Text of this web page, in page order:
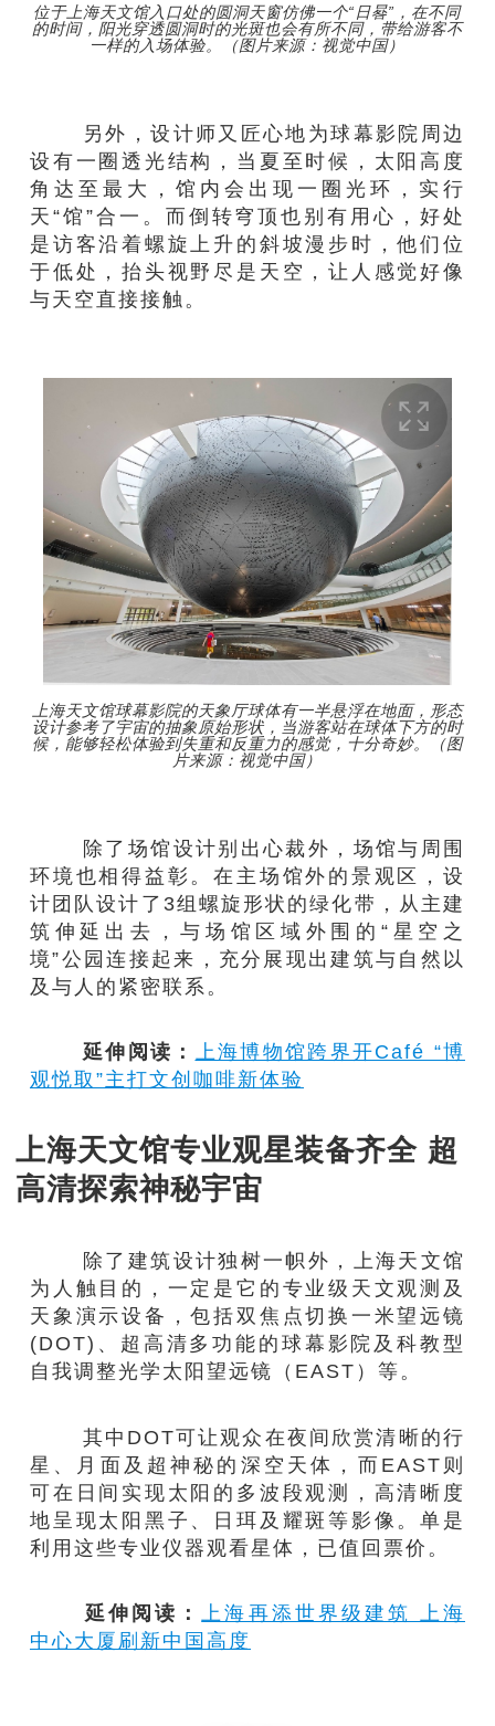
位于上海天文馆入口处的圆洞天窗仿佛一个“日晷”，在不同
的时间，阳光穿透圆洞时的光斑也会有所不同，带给游客不
一样的入场体验。（图片来源：视觉中国）
另外，设计师又匠心地为球幕影院周边
设有一圈透光结构，当夏至时候，太阳高度
角达至最大，馆内会出现一圈光环，实行
天“馆”合一。而倒转穹顶也别有用心，好处
是访客沿着螺旋上升的斜坡漫步时，他们位
于低处，抬头视野尽是天空，让人感觉好像
与天空直接接触。
上海天文馆球幕影院的天象厅球体有一半悬浮在地面，形态
设计参考了宇宙的抽象原始形状，当游客站在球体下方的时
候，能够轻松体验到失重和反重力的感觉，十分奇妙。（图
片来源：视觉中国）
除了场馆设计别出心裁外，场馆与周围
环境也相得益彰。在主场馆外的景观区，设
计团队设计了3组螺旋形状的绿化带，从主建
筑伸延出去，与场馆区域外围的“星空之
境”公园连接起来，充分展现出建筑与自然以
及与人的紧密联系。
延伸阅读： 上海博物馆跨界开Café “博
观悦取”主打文创咖啡新体验
上海天文馆专业观星装备齐全 超
高清探索神秘宇宙
除了建筑设计独树一帜外，上海天文馆
为人触目的，一定是它的专业级天文观测及
天象演示设备，包括双焦点切换一米望远镜
(DOT)、超高清多功能的球幕影院及科教型
自我调整光学太阳望远镜（EAST）等。
其中DOT可让观众在夜间欣赏清晰的行
星、月面及超神秘的深空天体，而EAST则
可在日间实现太阳的多波段观测，高清晰度
地呈现太阳黑子、日珥及耀斑等影像。单是
利用这些专业仪器观看星体，已值回票价。
延伸阅读：
上海再添世界级建筑 上海
中心大厦刷新中国高度